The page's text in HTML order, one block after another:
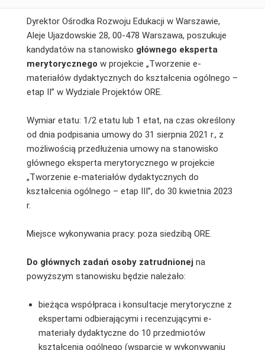
Dyrektor Ośrodka Rozwoju Edukacji w Warszawie,
Aleje Ujazdowskie 28, 00-478 Warszawa, poszukuje
kandydatów na stanowisko głównego eksperta
merytorycznego w projekcie „Tworzenie e-
materiałów dydaktycznych do kształcenia ogólnego –
etap II” w Wydziale Projektów ORE.
Wymiar etatu: 1/2 etatu lub 1 etat, na czas określony
od dnia podpisania umowy do 31 sierpnia 2021 r., z
możliwością przedłużenia umowy na stanowisko
głównego eksperta merytorycznego w projekcie
„Tworzenie e-materiałów dydaktycznych do
kształcenia ogólnego – etap III”, do 30 kwietnia 2023
r.
Miejsce wykonywania pracy: poza siedzibą ORE.
Do głównych zadań osoby zatrudnionej na
powyższym stanowisku będzie należało:
bieżąca współpraca i konsultacje merytoryczne z
ekspertami odbierającymi i recenzującymi e-
materiały dydaktyczne do 10 przedmiotów
kształcenia ogólnego (wsparcie w wykonywaniu